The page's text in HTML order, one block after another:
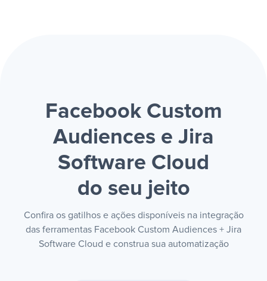
Facebook Custom
Audiences e Jira
Software Cloud
do seu jeito
Confira os gatilhos e ações disponíveis na integração
das ferramentas Facebook Custom Audiences + Jira
Software Cloud e construa sua automatização